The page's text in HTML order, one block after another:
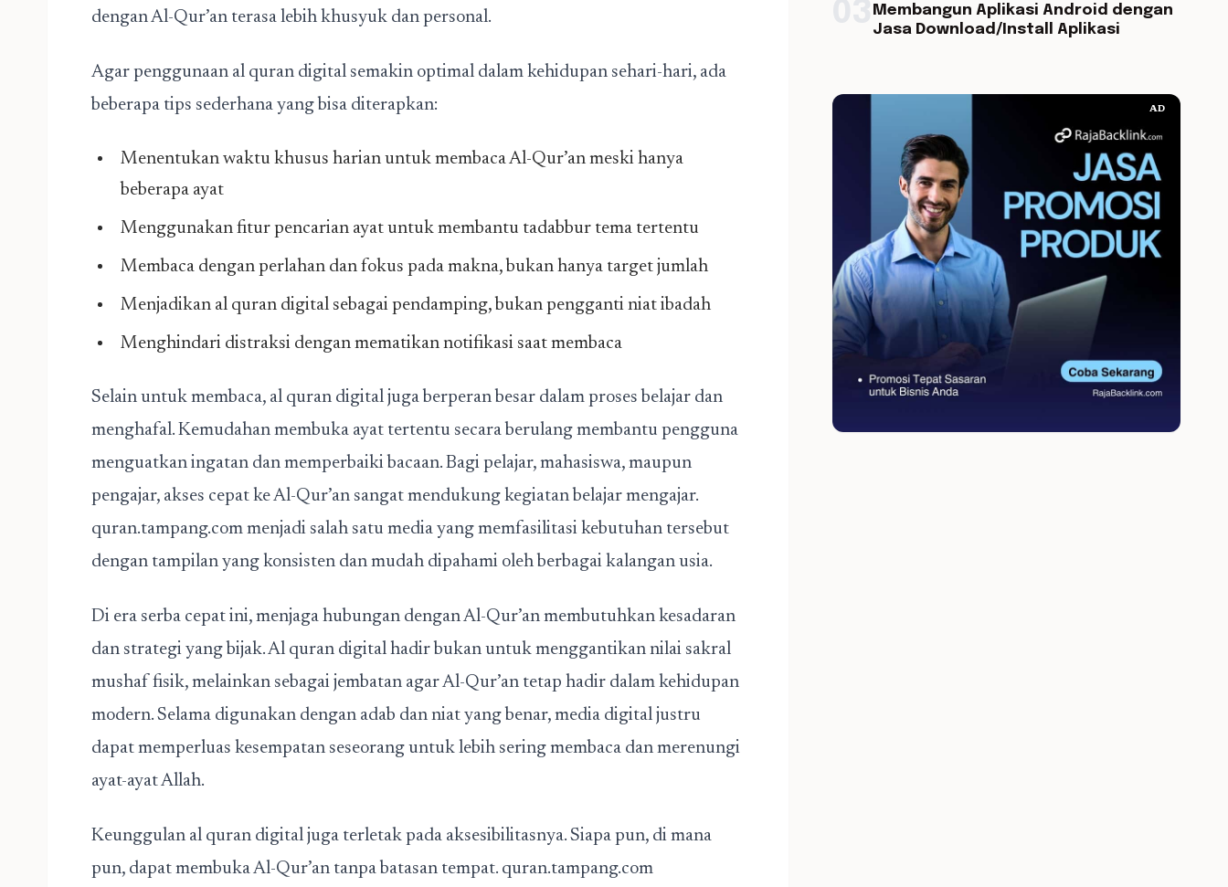
dengan Al-Qur’an terasa lebih khusyuk dan personal.
Agar penggunaan al quran digital semakin optimal dalam kehidupan sehari-hari, ada
beberapa tips sederhana yang bisa diterapkan:
Menentukan waktu khusus harian untuk membaca Al-Qur’an meski hanya
beberapa ayat
Menggunakan fitur pencarian ayat untuk membantu tadabbur tema tertentu
Membaca dengan perlahan dan fokus pada makna, bukan hanya target jumlah
Menjadikan al quran digital sebagai pendamping, bukan pengganti niat ibadah
Menghindari distraksi dengan mematikan notifikasi saat membaca
Selain untuk membaca, al quran digital juga berperan besar dalam proses belajar dan
menghafal. Kemudahan membuka ayat tertentu secara berulang membantu pengguna
menguatkan ingatan dan memperbaiki bacaan. Bagi pelajar, mahasiswa, maupun
pengajar, akses cepat ke Al-Qur’an sangat mendukung kegiatan belajar mengajar.
quran.tampang.com menjadi salah satu media yang memfasilitasi kebutuhan tersebut
dengan tampilan yang konsisten dan mudah dipahami oleh berbagai kalangan usia.
Di era serba cepat ini, menjaga hubungan dengan Al-Qur’an membutuhkan kesadaran
dan strategi yang bijak. Al quran digital hadir bukan untuk menggantikan nilai sakral
mushaf fisik, melainkan sebagai jembatan agar Al-Qur’an tetap hadir dalam kehidupan
modern. Selama digunakan dengan adab dan niat yang benar, media digital justru
dapat memperluas kesempatan seseorang untuk lebih sering membaca dan merenungi
ayat-ayat Allah.
Keunggulan al quran digital juga terletak pada aksesibilitasnya. Siapa pun, di mana
pun, dapat membuka Al-Qur’an tanpa batasan tempat. quran.tampang.com
Membangun Aplikasi Android dengan
Jasa Download/Install Aplikasi
AD